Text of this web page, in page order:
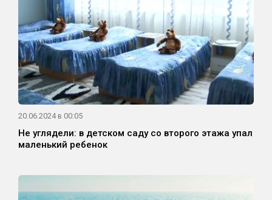
20.06.2024 в 00:05
Не углядели: в детском саду со второго этажа упал
маленький ребенок